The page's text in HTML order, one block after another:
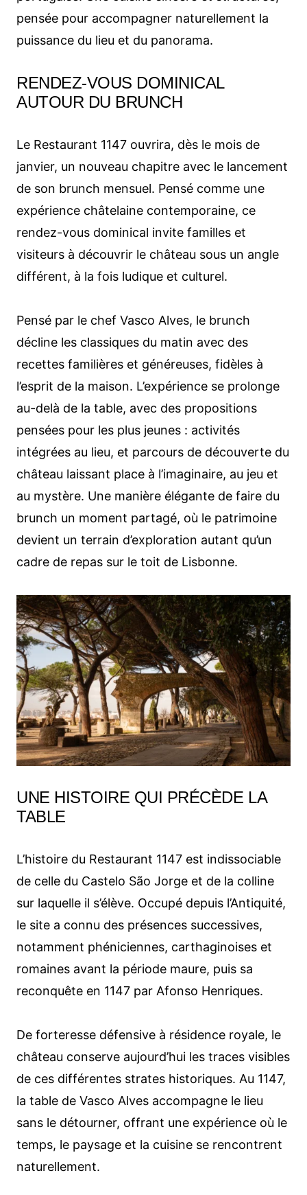
pensée pour accompagner naturellement la
puissance du lieu et du panorama.
RENDEZ-VOUS DOMINICAL
AUTOUR DU BRUNCH
Le Restaurant 1147 ouvrira, dès le mois de
janvier, un nouveau chapitre avec le lancement
de son brunch mensuel. Pensé comme une
expérience châtelaine contemporaine, ce
rendez-vous dominical invite familles et
visiteurs à découvrir le château sous un angle
différent, à la fois ludique et culturel.
Pensé par le chef Vasco Alves, le brunch
décline les classiques du matin avec des
recettes familières et généreuses, fidèles à
l’esprit de la maison. L’expérience se prolonge
au-delà de la table, avec des propositions
pensées pour les plus jeunes : activités
intégrées au lieu, et parcours de découverte du
château laissant place à l’imaginaire, au jeu et
au mystère. Une manière élégante de faire du
brunch un moment partagé, où le patrimoine
devient un terrain d’exploration autant qu’un
cadre de repas sur le toit de Lisbonne.
UNE HISTOIRE QUI PRÉCÈDE LA
TABLE
L’histoire du Restaurant 1147 est indissociable
de celle du Castelo São Jorge et de la colline
sur laquelle il s’élève. Occupé depuis l’Antiquité,
le site a connu des présences successives,
notamment phéniciennes, carthaginoises et
romaines avant la période maure, puis sa
reconquête en 1147 par Afonso Henriques.
De forteresse défensive à résidence royale, le
château conserve aujourd’hui les traces visibles
de ces différentes strates historiques. Au 1147,
la table de Vasco Alves accompagne le lieu
sans le détourner, offrant une expérience où le
temps, le paysage et la cuisine se rencontrent
naturellement.